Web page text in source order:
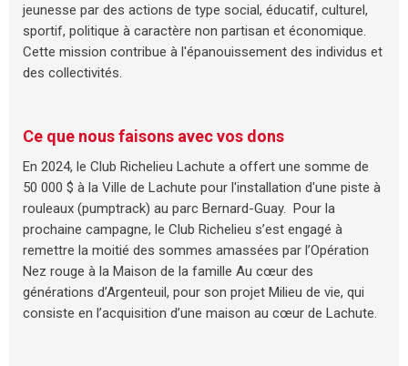
jeunesse par des actions de type social, éducatif, culturel,
sportif, politique à caractère non partisan et économique.
Cette mission contribue à l'épanouissement des individus et
des collectivités.
Ce que nous faisons avec vos dons
En 2024, le Club Richelieu Lachute a offert une somme de
50 000 $ à la Ville de Lachute pour l'installation d'une piste à
rouleaux (pumptrack) au parc Bernard-Guay. Pour la
prochaine campagne, le Club Richelieu s’est engagé à
remettre la moitié des sommes amassées par l’Opération
Nez rouge à la Maison de la famille Au cœur des
générations d’Argenteuil, pour son projet Milieu de vie, qui
consiste en l’acquisition d’une maison au cœur de Lachute.